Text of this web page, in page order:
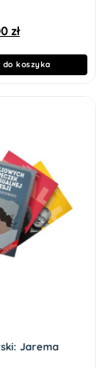
zł
do koszyka
Jarema